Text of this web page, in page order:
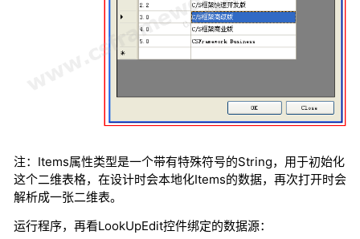
注：Items属性类型是一个带有特殊符号的String，用于初始化
这个二维表格，在设计时会本地化Items的数据，再次打开时会
解析成一张二维表。
运行程序，再看LookUpEdit控件绑定的数据源：